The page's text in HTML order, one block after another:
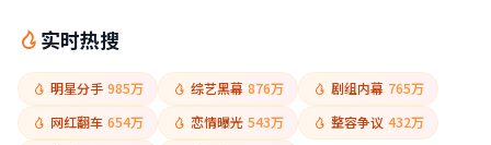
实时热搜
明星分手 985万 综艺黑幕 876万 剧组内幕 765万
网红翻车 654万 恋情曝光 543万 整容争议 432万